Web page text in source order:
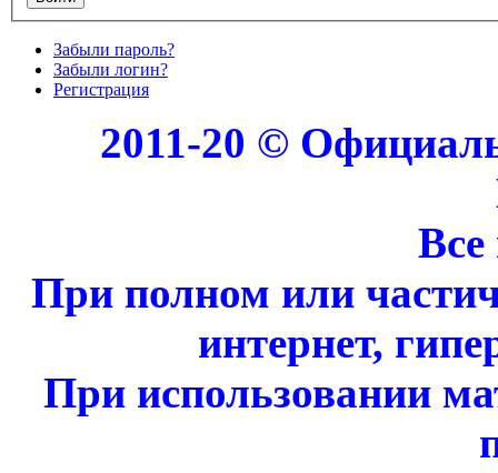
Забыли пароль?
Забыли логин?
Регистрация
2011-20 ©
При полном или
интернет,
При использовании